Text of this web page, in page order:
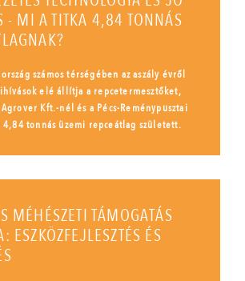
- MI A TITKA 4,84 TONNÁS
számos térségében az aszály évről
elé állítja a repcetermesztőket,
Kft.-nél és a Pécs-Reménypusztai
tonnás üzemi repceátlag született.
MÉHÉSZETI TÁMOGATÁS
ESZKÖZFEJLESZTÉS ÉS